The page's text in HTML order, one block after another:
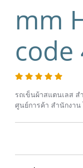
mm
code
รถเข็นผ้าสแตนเลส
ศูนย์การค้า สำนักงา